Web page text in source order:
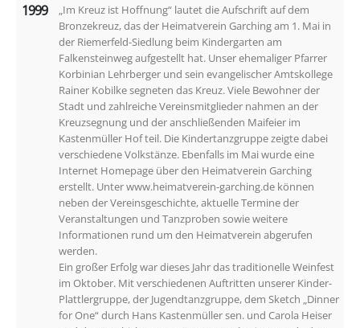
1999
„Im Kreuz ist Hoffnung“ lautet die Aufschrift auf dem
Bronzekreuz, das der Heimatverein Garching am 1. Mai in
der Riemerfeld-Siedlung beim Kindergarten am
Falkensteinweg aufgestellt hat. Unser ehemaliger Pfarrer
Korbinian Lehrberger und sein evangelischer Amtskollege
Rainer Kobilke segneten das Kreuz. Viele Bewohner der
Stadt und zahlreiche Vereinsmitglieder nahmen an der
Kreuzsegnung und der anschließenden Maifeier im
Kastenmüller Hof teil. Die Kindertanzgruppe zeigte dabei
verschiedene Volkstänze. Ebenfalls im Mai wurde eine
Internet Homepage über den Heimatverein Garching
erstellt. Unter www.heimatverein-garching.de können
neben der Vereinsgeschichte, aktuelle Termine der
Veranstaltungen und Tanzproben sowie weitere
Informationen rund um den Heimatverein abgerufen
werden.
Ein großer Erfolg war dieses Jahr das traditionelle Weinfest
im Oktober. Mit verschiedenen Auftritten unserer Kinder-
Plattlergruppe, der Jugendtanzgruppe, dem Sketch „Dinner
for One“ durch Hans Kastenmüller sen. und Carola Heiser